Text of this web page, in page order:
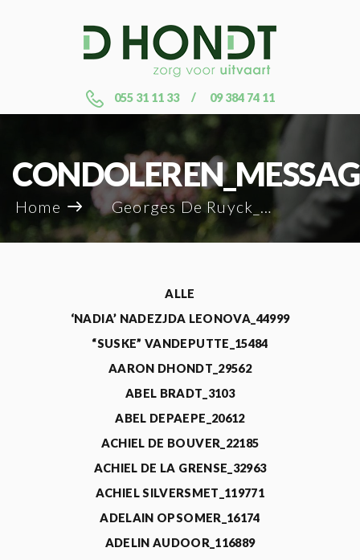
055 31 11 33 09 384 74 11
Home Georges De Ruyck_114077
ALLE
‘NADIA’ NADEZJDA LEONOVA_44999
“SUSKE” VANDEPUTTE_15484
AARON DHONDT_29562
ABEL BRADT_3103
ABEL DEPAEPE_20612
ACHIEL DE BOUVER_22185
ACHIEL DE LA GRENSE_32963
ACHIEL SILVERSMET_119771
ADELAIN OPSOMER_16174
ADELIN AUDOOR_116889